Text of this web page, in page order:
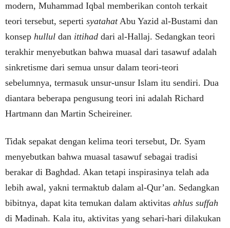
modern, Muhammad Iqbal memberikan contoh terkait
teori tersebut, seperti syatahatAbu Yazid al-Bustami dan
konsep hullul dan ittihad dari al-Hallaj. Sedangkan teori
terakhir menyebutkan bahwa muasal dari tasawuf adalah
sinkretisme dari semua unsur dalam teori-teori
sebelumnya, termasuk unsur-unsur Islam itu sendiri. Dua
diantara beberapa pengusung teori ini adalah Richard
Hartmann dan Martin Scheireiner.
Tidak sepakat dengan kelima teori tersebut, Dr. Syam
menyebutkan bahwa muasal tasawuf sebagai tradisi
berakar di Baghdad. Akan tetapi inspirasinya telah ada
lebih awal, yakni termaktub dalam al-Qur’an. Sedangkan
bibitnya, dapat kita temukan dalam aktivitas ahlus suffah
di Madinah. Kala itu, aktivitas yang sehari-hari dilakukan